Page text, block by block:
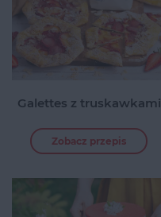
Galettes z truskawkami
Zobacz przepis